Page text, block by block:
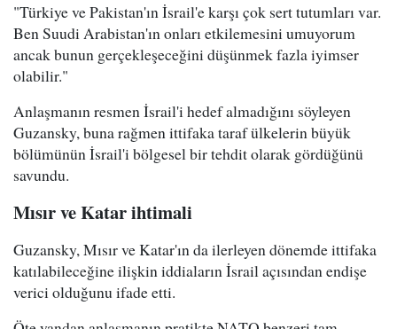
"Türkiye ve Pakistan'ın İsrail'e karşı çok sert tutumları var.
Ben Suudi Arabistan'ın onları etkilemesini umuyorum
ancak bunun gerçekleşeceğini düşünmek fazla iyimser
olabilir."
Anlaşmanın resmen İsrail'i hedef almadığını söyleyen
Guzansky, buna rağmen ittifaka taraf ülkelerin büyük
bölümünün İsrail'i bölgesel bir tehdit olarak gördüğünü
savundu.
Mısır ve Katar ihtimali
Guzansky, Mısır ve Katar'ın da ilerleyen dönemde ittifaka
katılabileceğine ilişkin iddiaların İsrail açısından endişe
verici olduğunu ifade etti.